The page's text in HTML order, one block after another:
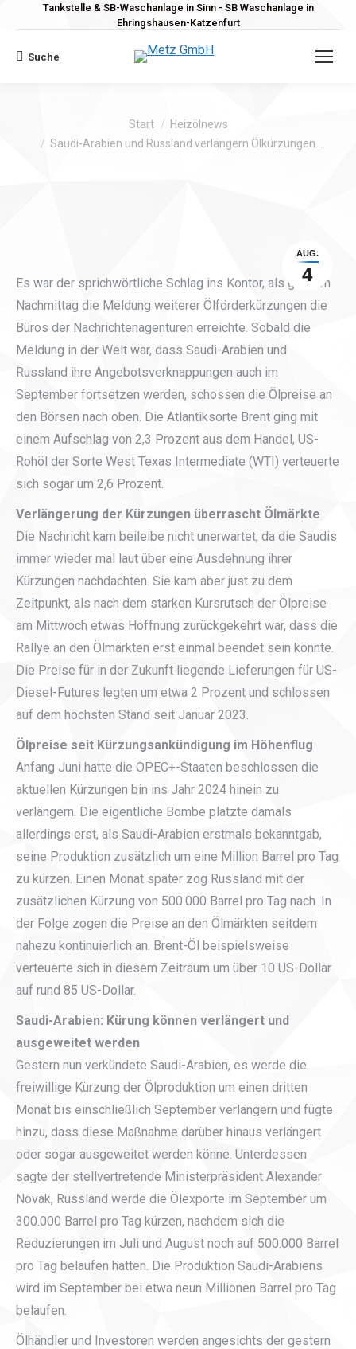
Tankstelle & SB-Waschanlage in Sinn - SB Waschanlage in
Ehringshausen-Katzenfurt
Search:
Suche
Sie befinden sich hier:Start
Heizölnews
Saudi-Arabien und Russland verlängern Ölkürzungen…
AUG.
4
Es war der sprichwörtliche Schlag ins Kontor, als gestern
Nachmittag die Meldung weiterer Ölförderkürzungen die
Büros der Nachrichtenagenturen erreichte. Sobald die
Meldung in der Welt war, dass Saudi-Arabien und
Russland ihre Angebotsverknappungen auch im
September fortsetzen werden, schossen die Ölpreise an
den Börsen nach oben. Die Atlantiksorte Brent ging mit
einem Aufschlag von 2,3 Prozent aus dem Handel, US-
Rohöl der Sorte West Texas Intermediate (WTI) verteuerte
sich sogar um 2,6 Prozent.
Verlängerung der Kürzungen überrascht Ölmärkte
Die Nachricht kam beileibe nicht unerwartet, da die Saudis
immer wieder mal laut über eine Ausdehnung ihrer
Kürzungen nachdachten. Sie kam aber just zu dem
Zeitpunkt, als nach dem starken Kursrutsch der Ölpreise
am Mittwoch etwas Hoffnung zurückgekehrt war, dass die
Rallye an den Ölmärkten erst einmal beendet sein könnte.
Die Preise für in der Zukunft liegende Lieferungen für US-
Diesel-Futures legten um etwa 2 Prozent und schlossen
auf dem höchsten Stand seit Januar 2023.
Ölpreise seit Kürzungsankündigung im Höhenflug
Anfang Juni hatte die OPEC+-Staaten beschlossen die
aktuellen Kürzungen bin ins Jahr 2024 hinein zu
verlängern. Die eigentliche Bombe platzte damals
allerdings erst, als Saudi-Arabien erstmals bekanntgab,
seine Produktion zusätzlich um eine Million Barrel pro Tag
zu kürzen. Einen Monat später zog Russland mit der
zusätzlichen Kürzung von 500.000 Barrel pro Tag nach. In
der Folge zogen die Preise an den Ölmärkten seitdem
nahezu kontinuierlich an. Brent-Öl beispielsweise
verteuerte sich in diesem Zeitraum um über 10 US-Dollar
auf rund 85 US-Dollar.
Saudi-Arabien: Kürung können verlängert und
ausgeweitet werden
Gestern nun verkündete Saudi-Arabien, es werde die
freiwillige Kürzung der Ölproduktion um einen dritten
Monat bis einschließlich September verlängern und fügte
hinzu, dass diese Maßnahme darüber hinaus verlängert
oder sogar ausgeweitet werden könne. Unterdessen
sagte der stellvertretende Ministerpräsident Alexander
Novak, Russland werde die Ölexporte im September um
300.000 Barrel pro Tag kürzen, nachdem sich die
Reduzierungen im Juli und August noch auf 500.000 Barrel
pro Tag belaufen hatten. Die Produktion Saudi-Arabiens
wird im September bei etwa neun Millionen Barrel pro Tag
belaufen.
Ölhändler und Investoren werden angesichts der gestern